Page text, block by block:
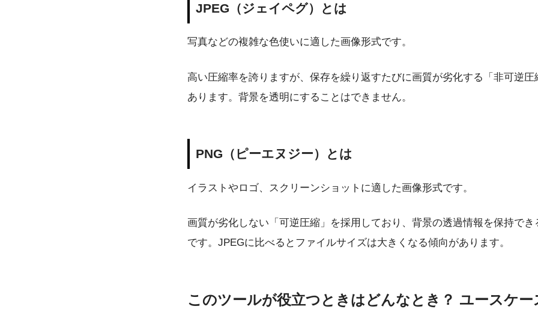
JPEG（ジェイペグ）とは
写真などの複雑な色使いに適した画像形式です。
高い圧縮率を誇りますが、保存を繰り返すたびに画質が劣化する「非可逆
あります。背景を透明にすることはできません。
PNG（ピーエヌジー）とは
イラストやロゴ、スクリーンショットに適した画像形式です。
画質が劣化しない「可逆圧縮」を採用しており、背景の透過情報を保持でき
です。JPEGに比べるとファイルサイズは大きくなる傾向があります。
このツールが役立つときはどんなとき？ ユースケー